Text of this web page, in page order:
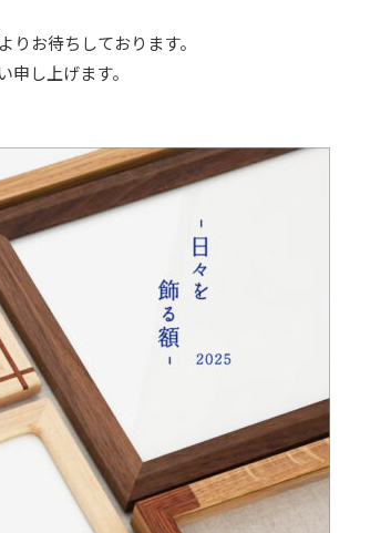
お待ちしております。
申し上げます。